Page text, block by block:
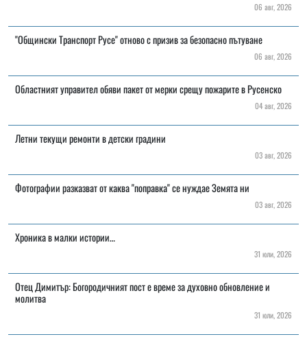
06 авг, 2026
"Общински Транспорт Русе" отново с призив за безопасно пътуване
06 авг, 2026
Областният управител обяви пакет от мерки срещу пожарите в Русенско
04 авг, 2026
Летни текущи ремонти в детски градини
03 авг, 2026
Фотографии разказват от каква "поправка" се нуждае Земята ни
03 авг, 2026
Хроника в малки истории…
31 юли, 2026
Отец Димитър: Богородичният пост е време за духовно обновление и
молитва
31 юли, 2026